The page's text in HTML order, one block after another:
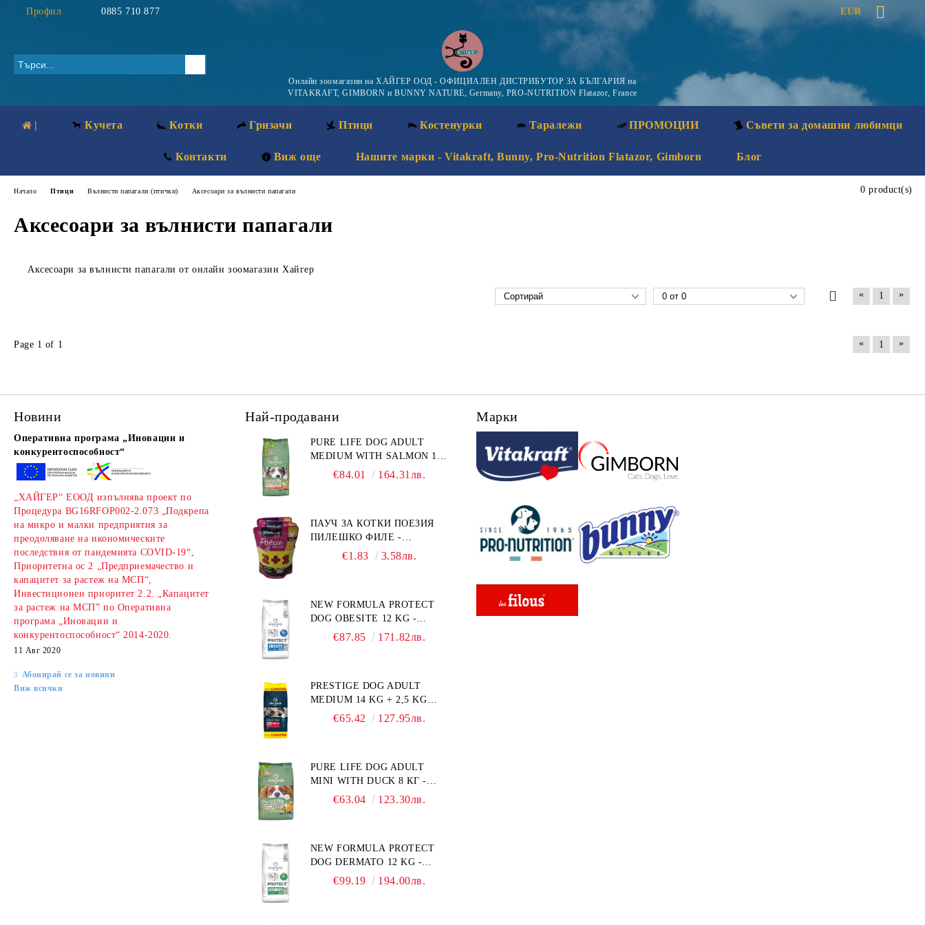
Профил 0885 710 877 EUR
Онлайн зоомагазин на ХАЙГЕР ООД - ОФИЦИАЛЕН ДИСТРИБУТОР ЗА БЪЛГАРИЯ на
VITAKRAFT, GIMBORN и BUNNY NATURE, Germany, PRO-NUTRITION Flatazor, France
| Кучета Котки Гризачи Птици Костенурки Таралежи ПРОМОЦИИ Съвети за домашни любимци
Контакти Виж още Нашите марки - Vitakraft, Bunny, Pro-Nutrition Flatazor, Gimborn Блог
Начало Птици Вълнисти папагали (птички) Аксесоари за вълнисти папагали
Аксесоари за вълнисти папагали
Аксесоари за вълнисти папагали от онлайн зоомагазин Хайгер
0 product(s)
« 1 »
Page 1 of 1 « 1 »
Новини
Оперативна програма „Иновации и
конкурентоспособност“
„ХАЙГЕР“ ЕООД изпълнява проект по
Процедура BG16RFOP002-2.073 „Подкрепа
на микро и малки предприятия за
преодоляване на икономическите
последствия от пандемията COVID-19“,
Приоритетна ос 2 „Предприемачество и
капацитет за растеж на МСП“,
Инвестиционен приоритет 2.2. „Капацитет
за растеж на МСП” по Оперативна
програма „Иновации и
конкурентоспособност“ 2014-2020.
11 Авг 2020
Абонирай се за новини
Виж всички
Най-продавани
PURE LIFE DOG ADULT
MEDIUM WITH SALMON 12
КГ - ПЪЛНОЦЕННА ХРАНА
ОТ 10 – 25 КГ, СЪС СЬОМГА.
БЕЗ ЗЪРНО, БЕЗ ГЛУТЕН.
ПРОИЗВЕДЕНА ВЪВ
€84.01 164.31лв.
ПАУЧ ЗА КОТКИ ПОЕЗИЯ
ПИЛЕШКО ФИЛЕ -
ПРОМОКОМПЛЕКТ 3 БР.
€1.83 3.58лв.
NEW FORMULA PROTECT
DOG OBESITE 12 KG -
ПЪЛНОЦЕННА ДИЕТИЧНА
ПОТРЕБНОСТИ:
"НАМАЛЯВАНЕ НА
НАДНОРМЕНО ТЕГЛО".
€87.85 171.82лв.
PRESTIGE DOG ADULT
MEDIUM 14 KG + 2,5 KG
ГРАТИС - ПЪЛНОЦЕННА
ВЪВ ФРАНЦИЯ.
€65.42 127.95лв.
PURE LIFE DOG ADULT
MINI WITH DUCK 8 КГ -
ПЪЛНОЦЕННА ХРАНА ЗА
С ТЕГЛО ПОД 10 КГ, С
ПАТИЦА. БЕЗ ЗЪРНО, БЕЗ
ГЛУТЕН. ПРОИЗВЕДЕНА
€63.04 123.30лв.
NEW FORMULA PROTECT
DOG DERMATO 12 KG -
ПЪЛНОЦЕННА ДИЕТИЧНА
€99.19 194.00лв.
Марки